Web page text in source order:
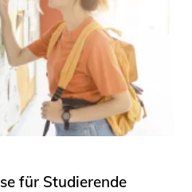
für Studierende